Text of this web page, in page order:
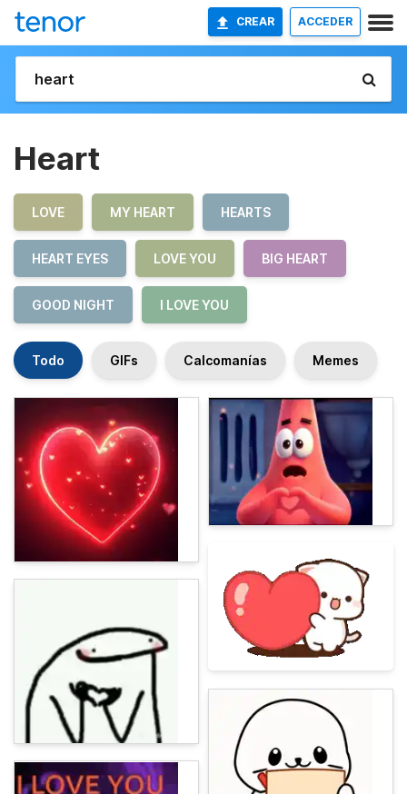
CREAR ACCEDER
Heart
LOVE MY HEART HEARTS
HEART EYES LOVE YOU BIG HEART
GOOD NIGHT I LOVE YOU
Todo GIFs Calcomanías Memes